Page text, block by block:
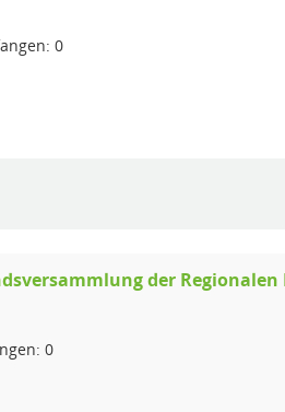
0
der
0